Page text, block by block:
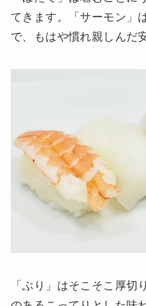
てきます。「サーモン」
で、もはや慣れ親しんだ
「ぶり」はそこそこ厚切